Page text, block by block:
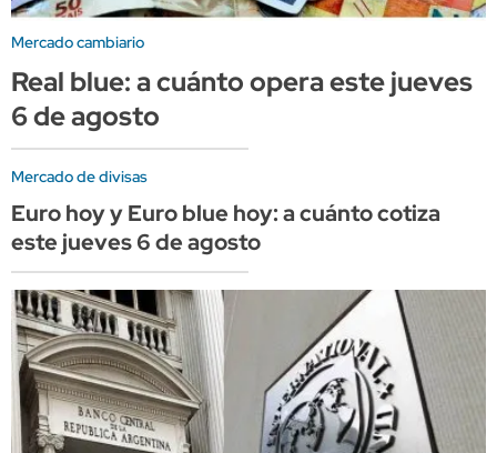
Mercado cambiario
Real blue: a cuánto opera este jueves
6 de agosto
Mercado de divisas
Euro hoy y Euro blue hoy: a cuánto cotiza
este jueves 6 de agosto